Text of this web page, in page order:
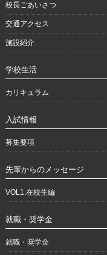
校長ごあいさつ
交通アクセス
施設紹介
学校生活
カリキュラム
入試情報
募集要項
先輩からのメッセージ
VOL1.在校生編
就職・奨学金
就職・奨学金